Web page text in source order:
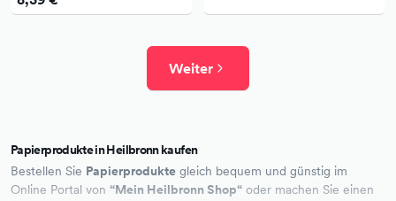
Weiter
Papierprodukte in Heilbronn kaufen
Bestellen Sie Papierprodukte gleich bequem und günstig im
Online Portal von “Mein Heilbronn Shop“ oder machen Sie einen